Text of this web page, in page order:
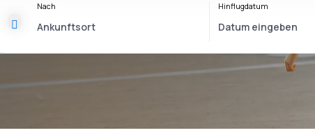
Nach Hinflugdatum